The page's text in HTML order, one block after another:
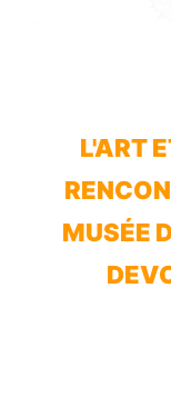
L'ART
MUSÉE